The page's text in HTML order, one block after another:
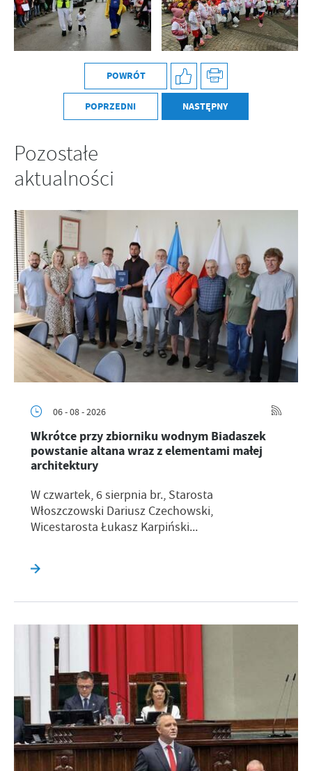
POWRÓT
POPRZEDNI NASTĘPNY
Pozostałe
aktualności
06 - 08 - 2026
Wkrótce przy zbiorniku wodnym Biadaszek
powstanie altana wraz z elementami małej
architektury
W czwartek, 6 sierpnia br., Starosta
Włoszczowski Dariusz Czechowski,
Wicestarosta Łukasz Karpiński...